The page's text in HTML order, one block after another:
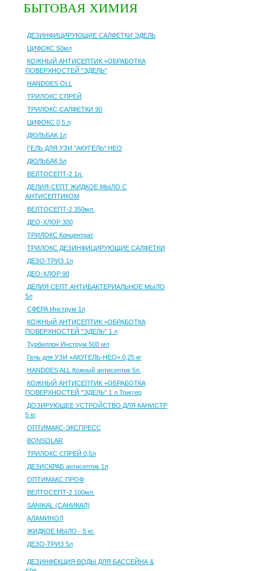
БЫТОВАЯ ХИМИЯ
ДЕЗИНФИЦИРУЮЩИЕ САЛФЕТКИ ЭДЕЛЬ
ЦИФОКС 50мл
КОЖНЫЙ АНТИСЕПТИК +ОБРАБОТКА
ПОВЕРХНОСТЕЙ "ЭДЕЛЬ"
HANDDES OLL
ТРИЛОКС СПРЕЙ
ТРИЛОКС САЛФЕТКИ 90
ЦИФОКС 0,5 л
ДЮЛЬБАК 1л
ГЕЛЬ ДЛЯ УЗИ "АКУГЕЛЬ" НЕО
ДЮЛЬБАК 5л
ВЕЛТОСЕПТ-2 1л.
ДЕЛИЯ-СЕПТ ЖИДКОЕ МЫЛО С
АНТИСЕПТИКОМ
ВЕЛТОСЕПТ-2 350мл.
ДЕО-ХЛОР 300
ТРИЛОКС Концентрат
ТРИЛОКС ДЕЗИНФИЦИРУЮЩИЕ САЛФЕТКИ
ДЕЗО-ТРИЗ 1л
ДЕО-ХЛОР 90
ДЕЛИЯ СЕПТ АНТИБАКТЕРИАЛЬНОЕ МЫЛО
5л
СФЕРА Инструм 1л
КОЖНЫЙ АНТИСЕПТИК +ОБРАБОТКА
ПОВЕРХНОСТЕЙ "ЭДЕЛЬ" 1 л
Турбиллон Инструм 500 мл
Гель для УЗИ «АКУГЕЛЬ-НЕО» 0,25 кг
HANDDES ALL Кожный антисептик 5л.
КОЖНЫЙ АНТИСЕПТИК +ОБРАБОТКА
ПОВЕРХНОСТЕЙ "ЭДЕЛЬ" 1 л Триггер
ДОЗИРУЮЩЕЕ УСТРОЙСТВО ДЛЯ КАНИСТР
5 кг
ОПТИМАКС-ЭКСПРЕСС
BONSOLAR
ТРИЛОКС СПРЕЙ 0,5л
ДЕЗИСКРАБ антисептик 1л
ОПТИМАКС ПРОФ
ВЕЛТОСЕПТ-2 100мл.
SANIKAL (САНИКАЛ)
АЛАМИНОЛ
ЖИДКОЕ МЫЛО - 5 кг.
ДЕЗО-ТРИЗ 5л
ДЕЗИНФЕКЦИЯ ВОДЫ ДЛЯ БАССЕЙНА &